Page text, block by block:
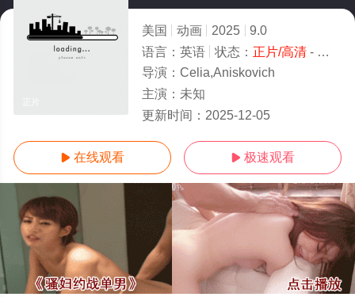
美国 动画 2025
9.0
语言： 英语 状态： 正片/高清- 免费在线观看
导演： Celia,Aniskovich
主演： 未知
更新时间： 2025-12-05
 在线观看  极速观看